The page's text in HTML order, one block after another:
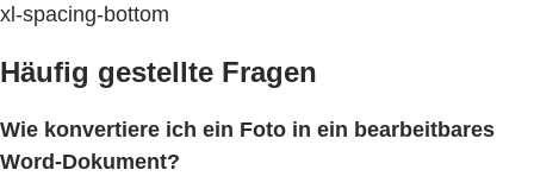
xl-spacing-bottom
Häufig gestellte Fragen
Wie konvertiere ich ein Foto in ein bearbeitbares
Word-Dokument?